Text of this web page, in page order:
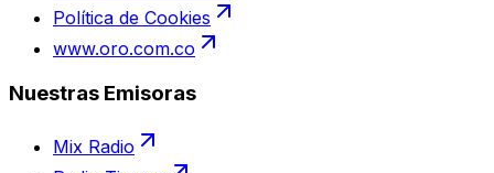
Política de Cookies
www.oro.com.co
Nuestras Emisoras
Mix Radio